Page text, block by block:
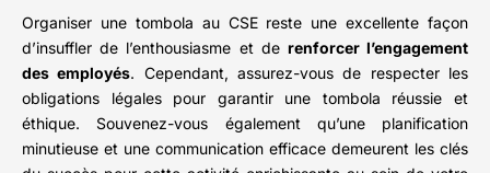
Organiser une tombola au CSE reste une excellente façon
d’insuffler de l’enthousiasme et de renforcer l’engagement
des employés. Cependant, assurez-vous de respecter les
obligations légales pour garantir une tombola réussie et
éthique. Souvenez-vous également qu’une planification
minutieuse et une communication efficace demeurent les clés